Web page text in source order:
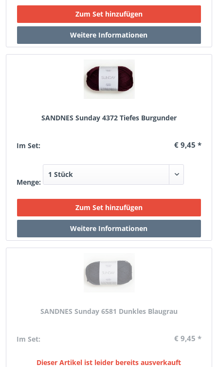
SANDNES Sunday 4372 Tiefes Burgunder
Im Set: € 9,45 *
Menge:
SANDNES Sunday 6581 Dunkles Blaugrau
Im Set: € 9,45 *
Dieser Artikel ist leider bereits ausverkauft